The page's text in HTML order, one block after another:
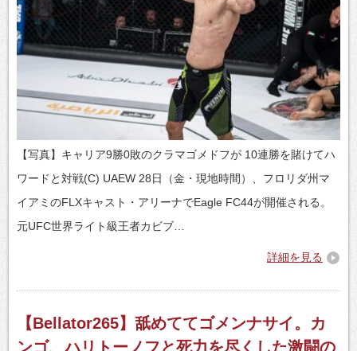
【写真】キャリア9勝0敗のクラマゴメドフが 10連勝を賭けてハ
ワードと対戦(C) UAEW 28日（金・現地時間）、フロリダ州マ
イアミのFLXキャスト・アリーナでEagle FC44が開催される。
元UFC世界ライト級王者カビブ…
詳細を見る
【Bellator265】舐めててゴメンナサイ。カ
ンゴ、ハリトーノフと死力を尽くした激闘の